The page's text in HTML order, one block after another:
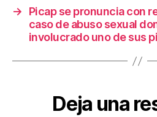
→
Picap se pronuncia con
caso de abuso sexual
involucrado uno de sus
Deja una